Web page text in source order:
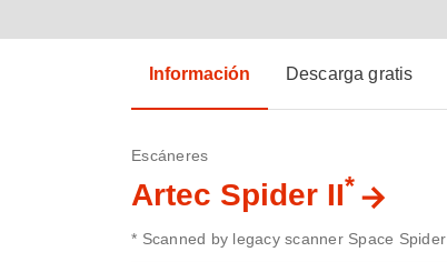
Información Descarga gratis
Escáneres
Artec Spider II*
* Scanned by legacy scanner Space